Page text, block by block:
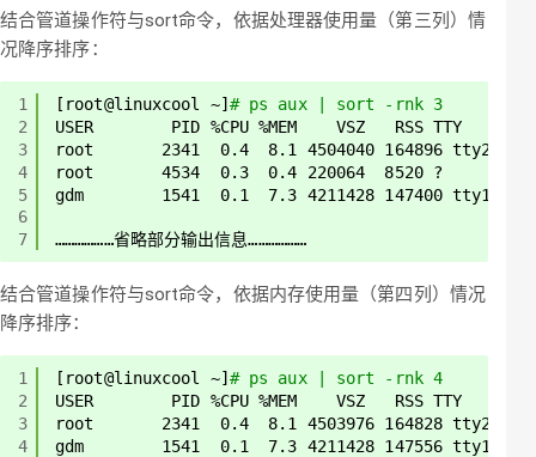
结合管道操作符与sort命令，依据处理器使用量（第三列）情
况降序排序：
1
2
3
4
5
6
7
[root@linuxcool ~] # ps aux | sort -rnk 3
USER        PID %CPU %MEM    VSZ   RSS TTY
root       2341  0.4  8.1 4504040 164896 tty2
root       4534  0.3  0.4 220064  8520 ?
gdm        1541  0.1  7.3 4211428 147400 tty1
………………省略部分输出信息………………
结合管道操作符与sort命令，依据内存使用量（第四列）情况
降序排序：
1
2
3
4
[root@linuxcool ~] # ps aux | sort -rnk 4
USER        PID %CPU %MEM    VSZ   RSS TTY
root       2341  0.4  8.1 4503976 164828 tty2
gdm        1541  0.1  7.3 4211428 147556 tty1